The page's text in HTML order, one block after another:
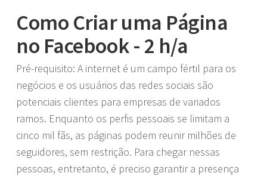
Como Criar uma Página
no Facebook - 2 h/a
Pré-requisito: A internet é um campo fértil para os
negócios e os usuários das redes sociais são
potenciais clientes para empresas de variados
ramos. Enquanto os perfis pessoais se limitam a
cinco mil fãs, as páginas podem reunir milhões de
seguidores, sem restrição. Para chegar nessas
pessoas, entretanto, é preciso garantir a presença